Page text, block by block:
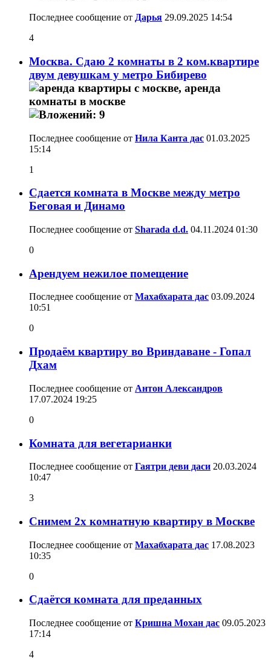
Последнее сообщение от Дарья 29.09.2025 14:54
4
Москва. Сдаю 2 комнаты в 2 ком.квартире
двум девушкам у метро Бибирево
Последнее сообщение от Нила Канта дас 01.03.2025
15:14
1
Сдается комната в Москве между метро
Беговая и Динамо
Последнее сообщение от Sharada d.d. 04.11.2024 01:30
0
Арендуем нежилое помещение
Последнее сообщение от Махабхарата дас 03.09.2024
10:51
0
Продаём квартиру во Вриндаване - Гопал
Дхам
Последнее сообщение от Антон Александров
17.07.2024 19:25
0
Комната для вегетарианки
Последнее сообщение от Гаятри деви даси 20.03.2024
10:47
3
Снимем 2х комнатную квартиру в Москве
Последнее сообщение от Махабхарата дас 17.08.2023
10:35
0
Сдаётся комната для преданных
Последнее сообщение от Кришна Мохан дас 09.05.2023
17:14
4